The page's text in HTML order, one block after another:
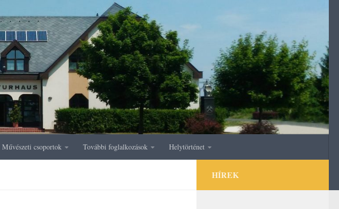
Művészeti csoportok További foglalkozások Helytörténet
HÍREK